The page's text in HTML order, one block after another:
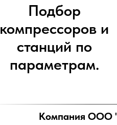
Подбор
компрессоров и
станций по
параметрам.
Компания ООО